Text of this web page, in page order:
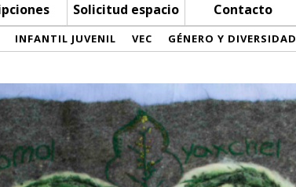
Solicitud espacio Contacto
INFANTIL JUVENIL VEC GÉNERO Y DIVERSIDAD